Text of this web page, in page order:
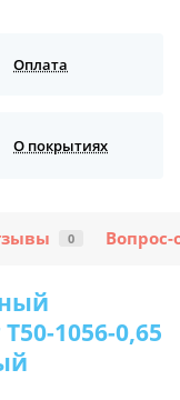
Оплата
О покрытиях
0 Вопрос-
1056-0,65